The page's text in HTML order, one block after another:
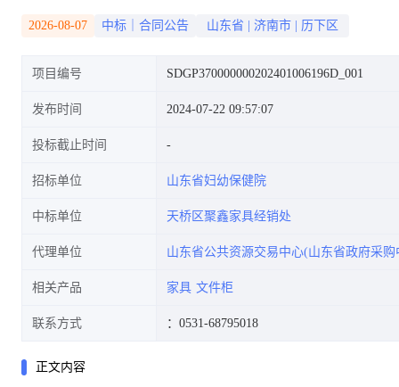
2026-08-07 中标｜合同公告 山东省 济南市 历下区
项目编号 SDGP370000000202401006196D_001
发布时间 2024-07-22 09:57:07
投标截止时间
招标单位 山东省妇幼保健院
中标单位 天桥区聚鑫家具经销处
代理单位 山东省公共资源交易中心(山东省政府采购
相关产品 家具 文件柜
联系方式 ：0531-68795018
正文内容